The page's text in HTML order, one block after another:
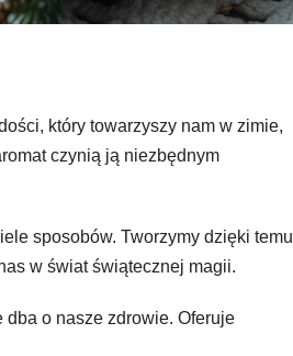
który towarzyszy nam w zimie,
czynią ją niezbędnym
sposobów. Tworzymy dzięki temu
w świat świątecznej magii.
o nasze zdrowie. Oferuje